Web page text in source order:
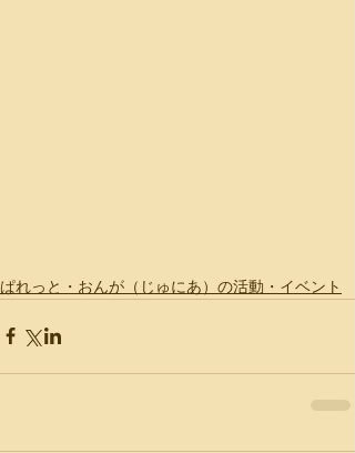
ぱれっと・おんが（じゅにあ）の活動・イベント